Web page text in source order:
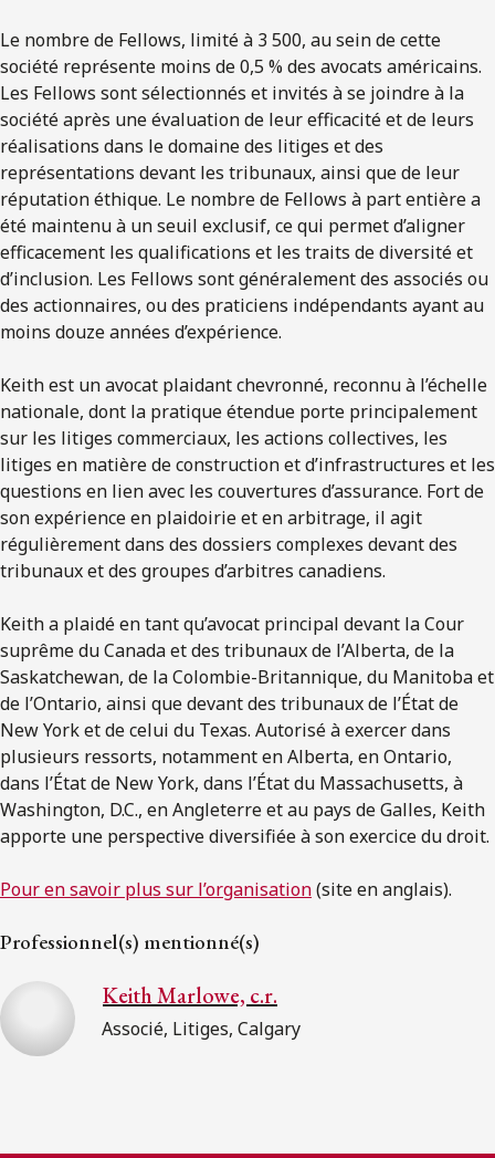
Le nombre de Fellows, limité à 3 500, au sein de cette
société représente moins de 0,5 % des avocats américains.
Les Fellows sont sélectionnés et invités à se joindre à la
société après une évaluation de leur efficacité et de leurs
réalisations dans le domaine des litiges et des
représentations devant les tribunaux, ainsi que de leur
réputation éthique. Le nombre de Fellows à part entière a
été maintenu à un seuil exclusif, ce qui permet d’aligner
efficacement les qualifications et les traits de diversité et
d’inclusion. Les Fellows sont généralement des associés ou
des actionnaires, ou des praticiens indépendants ayant au
moins douze années d’expérience.
Keith est un avocat plaidant chevronné, reconnu à l’échelle
nationale, dont la pratique étendue porte principalement
sur les litiges commerciaux, les actions collectives, les
litiges en matière de construction et d’infrastructures et les
questions en lien avec les couvertures d’assurance. Fort de
son expérience en plaidoirie et en arbitrage, il agit
régulièrement dans des dossiers complexes devant des
tribunaux et des groupes d’arbitres canadiens.
Keith a plaidé en tant qu’avocat principal devant la Cour
suprême du Canada et des tribunaux de l’Alberta, de la
Saskatchewan, de la Colombie-Britannique, du Manitoba et
de l’Ontario, ainsi que devant des tribunaux de l’État de
New York et de celui du Texas. Autorisé à exercer dans
plusieurs ressorts, notamment en Alberta, en Ontario,
dans l’État de New York, dans l’État du Massachusetts, à
Washington, D.C., en Angleterre et au pays de Galles, Keith
apporte une perspective diversifiée à son exercice du droit.
Pour en savoir plus sur l’organisation(site en anglais).
Professionnel(s) mentionné(s)
Keith Marlowe, c.r.
Associé, Litiges, Calgary